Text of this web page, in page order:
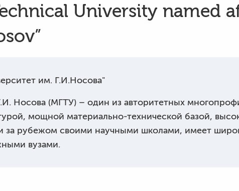
University named
им. Г.И.Носова"
Носова (МГТУ) – один из авторитетных
мощной материально-технической базой,
за рубежом своими научными школами, имеет
вузами.